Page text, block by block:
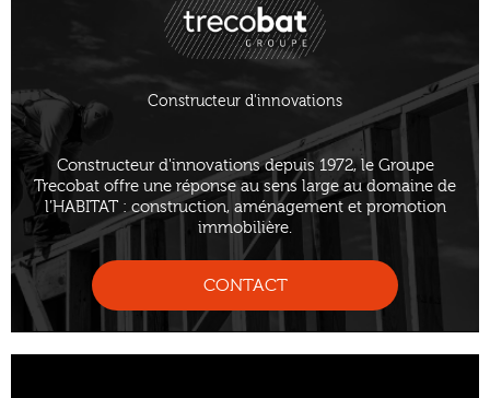
Constructeur d'innovations
Constructeur d'innovations depuis 1972, le Groupe
Trecobat offre une réponse au sens large au domaine de
l’HABITAT : construction, aménagement et promotion
immobilière.
CONTACT